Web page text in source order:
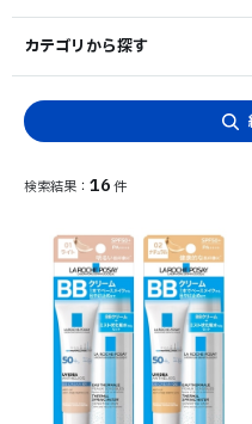
カテゴリから探す
16件